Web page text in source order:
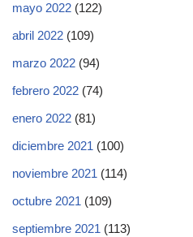
mayo 2022 (122)
abril 2022 (109)
marzo 2022 (94)
febrero 2022 (74)
enero 2022 (81)
diciembre 2021 (100)
noviembre 2021 (114)
octubre 2021 (109)
septiembre 2021 (113)